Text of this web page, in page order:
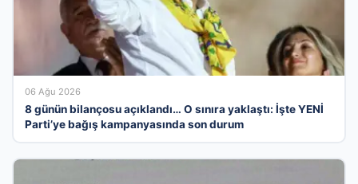
06 Ağu 2026
8 günün bilançosu açıklandı… O sınıra yaklaştı: İşte YENİ
Parti’ye bağış kampanyasında son durum